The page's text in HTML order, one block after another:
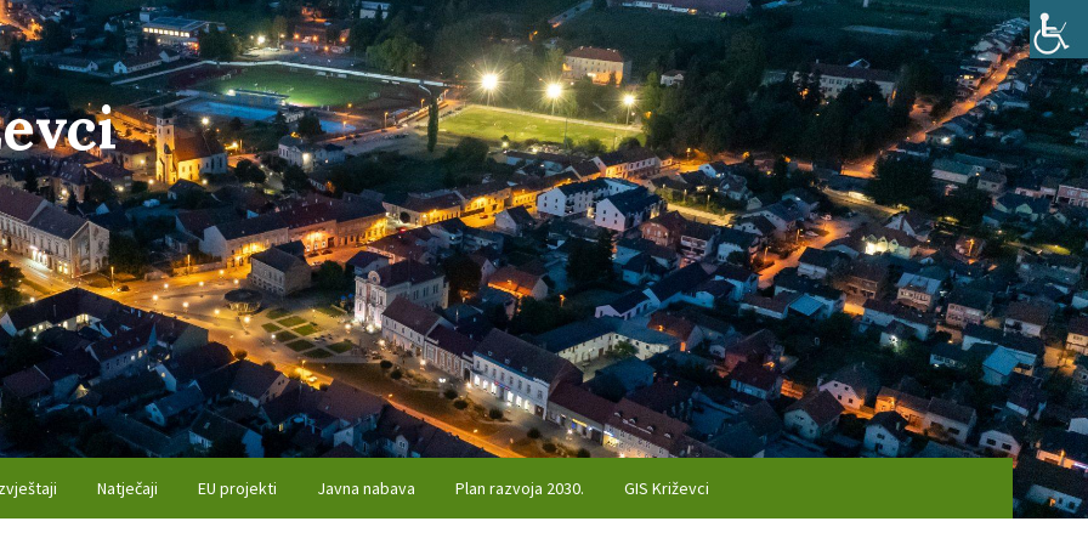
Natječaji EU projekti Javna nabava Plan razvoja 2030. GIS Križevci